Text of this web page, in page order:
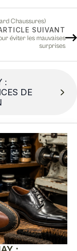
Chaussures)
SUIVANT
éviter les mauvaises
surprises
:
DE